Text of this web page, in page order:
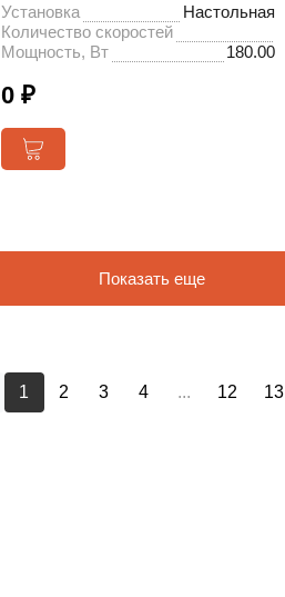
Установка
Настольная
Количество скоростей
Мощность, Вт
180.00
0 ₽
Показать еще
1 2 3 4 ... 12 13